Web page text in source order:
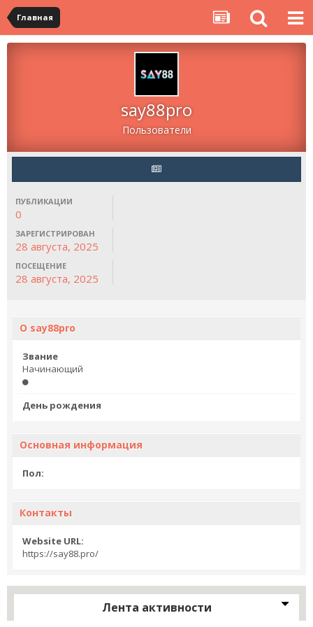
Главная
say88pro
Пользователи
ПУБЛИКАЦИИ
0
ЗАРЕГИСТРИРОВАН
28 августа, 2025
ПОСЕЩЕНИЕ
28 августа, 2025
О say88pro
Звание
Начинающий
День рождения
Основная информация
Пол:
Контакты
Website URL:
https://say88.pro/
Лента активности